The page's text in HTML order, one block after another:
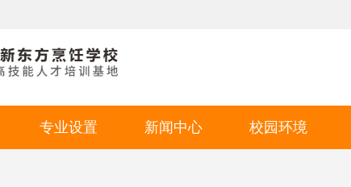
专业设置 新闻中心 校园环境